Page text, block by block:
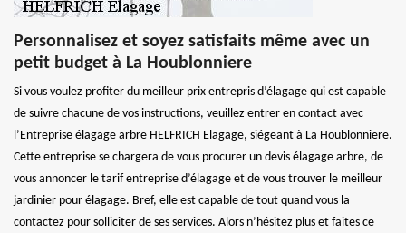
Personnalisez et soyez satisfaits même avec un
petit budget à La Houblonniere
Si vous voulez profiter du meilleur prix entrepris d’élagage qui est capable
de suivre chacune de vos instructions, veuillez entrer en contact avec
l’Entreprise élagage arbre HELFRICH Elagage, siégeant à La Houblonniere.
Cette entreprise se chargera de vous procurer un devis élagage arbre, de
vous annoncer le tarif entreprise d’élagage et de vous trouver le meilleur
jardinier pour élagage. Bref, elle est capable de tout quand vous la
contactez pour solliciter de ses services. Alors n’hésitez plus et faites ce